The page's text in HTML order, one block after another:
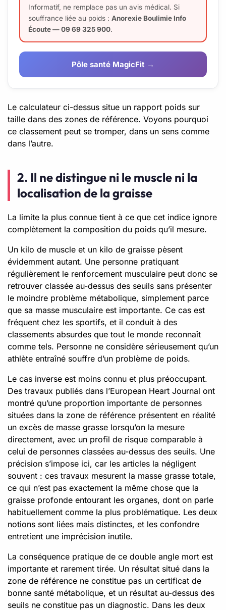
Informatif, ne remplace pas un avis médical. Si
souffrance liée au poids : Anorexie Boulimie Info
Écoute — 09 69 325 900.
Pôle santé MagicFit →
Le calculateur ci-dessus situe un rapport poids sur
taille dans des zones de référence. Voyons pourquoi
ce classement peut se tromper, dans un sens comme
dans l’autre.
2. Il ne distingue ni le muscle ni la
localisation de la graisse
La limite la plus connue tient à ce que cet indice ignore
complètement la composition du poids qu’il mesure.
Un kilo de muscle et un kilo de graisse pèsent
évidemment autant. Une personne pratiquant
régulièrement le renforcement musculaire peut donc se
retrouver classée au-dessus des seuils sans présenter
le moindre problème métabolique, simplement parce
que sa masse musculaire est importante. Ce cas est
fréquent chez les sportifs, et il conduit à des
classements absurdes que tout le monde reconnaît
comme tels. Personne ne considère sérieusement qu’un
athlète entraîné souffre d’un problème de poids.
Le cas inverse est moins connu et plus préoccupant.
Des travaux publiés dans l’European Heart Journal ont
montré qu’une proportion importante de personnes
situées dans la zone de référence présentent en réalité
un excès de masse grasse lorsqu’on la mesure
directement, avec un profil de risque comparable à
celui de personnes classées au-dessus des seuils. Une
précision s’impose ici, car les articles la négligent
souvent : ces travaux mesurent la masse grasse totale,
ce qui n’est pas exactement la même chose que la
graisse profonde entourant les organes, dont on parle
habituellement comme la plus problématique. Les deux
notions sont liées mais distinctes, et les confondre
entretient une imprécision inutile.
La conséquence pratique de ce double angle mort est
importante et rarement tirée. Un résultat situé dans la
zone de référence ne constitue pas un certificat de
bonne santé métabolique, et un résultat au-dessus des
seuils ne constitue pas un diagnostic. Dans les deux